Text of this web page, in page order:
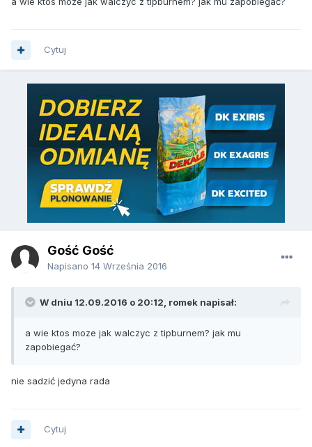
Cytuj
Gość Gość
Napisano 14 Września 2016
W dniu 12.09.2016 o 20:12, romek napisał:
a wie ktos moze jak walczyc z tipburnem? jak mu
zapobiegać?
nie sadzić jedyna rada
Cytuj